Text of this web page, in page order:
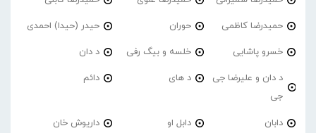
حمیدرضا کاظمی حوران حیدر (حیدا) احمدی
خسرو پاشایی خلسه و بیگ رفی د دان
د دان و علیرضا جی
جی
د های دائم
دابان دابل او داریوش خان